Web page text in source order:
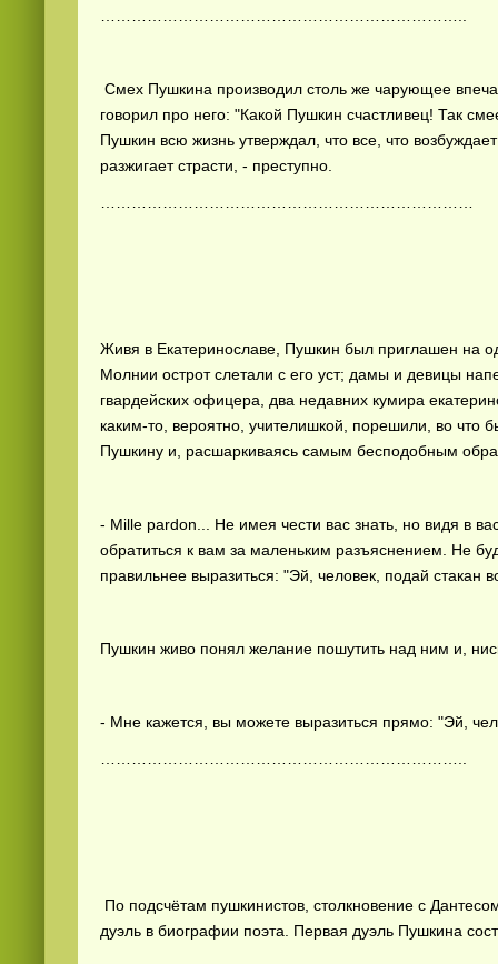
Смех Пушкина производил столь же чарующее
говорил про него: "Какой Пушкин счастливец! Так
Пушкин всю жизнь утверждал, что все, что
разжигает страсти, - преступно.
Живя в Екатеринославе, Пушкин был приглашен на
Молнии острот слетали с его уст; дамы и девицы
гвардейских офицера, два недавних кумира
каким-то, вероятно, учителишкой, порешили, во что
Пушкину и, расшаркиваясь самым бесподобным
- Mille pardon... He имея чести вас знать, но видя в
обратиться к вам за маленьким разъяснением. Не
правильнее выразиться: "Эй, человек, подай стакан
Пушкин живо понял желание пошутить над ним и,
- Мне кажется, вы можете выразиться прямо: "Эй,
По подсчётам пушкинистов, столкновение с
дуэль в биографии поэта. Первая дуэль Пушкина